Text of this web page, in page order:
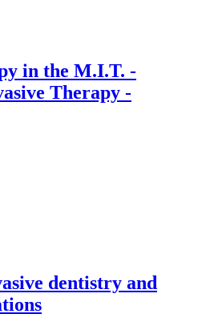
in the M.I.T. -
Therapy -
dentistry and